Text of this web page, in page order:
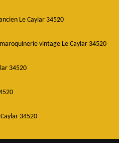
Le Caylar 34520
vintage Le Caylar 34520
34520
34520